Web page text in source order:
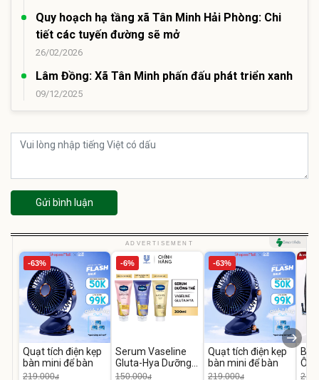
Quy hoạch hạ tầng xã Tân Minh Hải Phòng: Chi
tiết các tuyến đường sẽ mở
26/02/2026
Lâm Đồng: Xã Tân Minh phấn đấu phát triển xanh
09/12/2025
Gửi bình luận
ADVERTISEMENT
-63%
Quạt tích điện kẹp
bàn mini để bàn
219.000đ
-6%
Serum Vaseline
Gluta-Hya Dưỡng
Da Sáng Mịn Sau 7
150.000đ
-63%
Quạt tích điện kẹp
bàn mini để bàn
219.000đ
Ô